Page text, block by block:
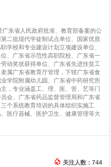
东省人民政府批准、教育部备案的公
二批现代学徒制试点单位、国家优质
学校和专业建设计划立项建设单位、
、广东省示范性高职院校、广东省一
动奖状获得单位、广东省先进扶贫工
属广东省教育厅管理，下辖广东省食
学院附属幼儿园、广东省中药研究所
，专业涵盖工、理、医、管、艺等门
会、广东省药品监督管理局和广东省
个系统教育培训的具体组织实施工
医疗器械、医护卫生、健康管理等大
关注人数：744